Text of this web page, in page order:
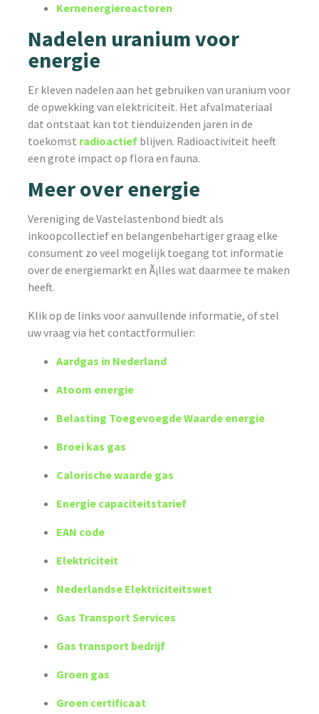
Kernenergiereactoren
Nadelen uranium voor
energie
Er kleven nadelen aan het gebruiken van uranium voor
de opwekking van elektriciteit. Het afvalmateriaal
dat ontstaat kan tot tienduizenden jaren in de
toekomst radioactief blijven. Radioactiviteit heeft
een grote impact op flora en fauna.
Meer over energie
Vereniging de Vastelastenbond biedt als
inkoopcollectief en belangenbehartiger graag elke
consument zo veel mogelijk toegang tot informatie
over de energiemarkt en Ã¡lles wat daarmee te maken
heeft.
Klik op de links voor aanvullende informatie, of stel
uw vraag via het contactformulier:
Aardgas in Nederland
Atoom energie
Belasting Toegevoegde Waarde energie
Broei kas gas
Calorische waarde gas
Energie capaciteitstarief
EAN code
Elektriciteit
Nederlandse Elektriciteitswet
Gas Transport Services
Gas transport bedrijf
Groen gas
Groen certificaat